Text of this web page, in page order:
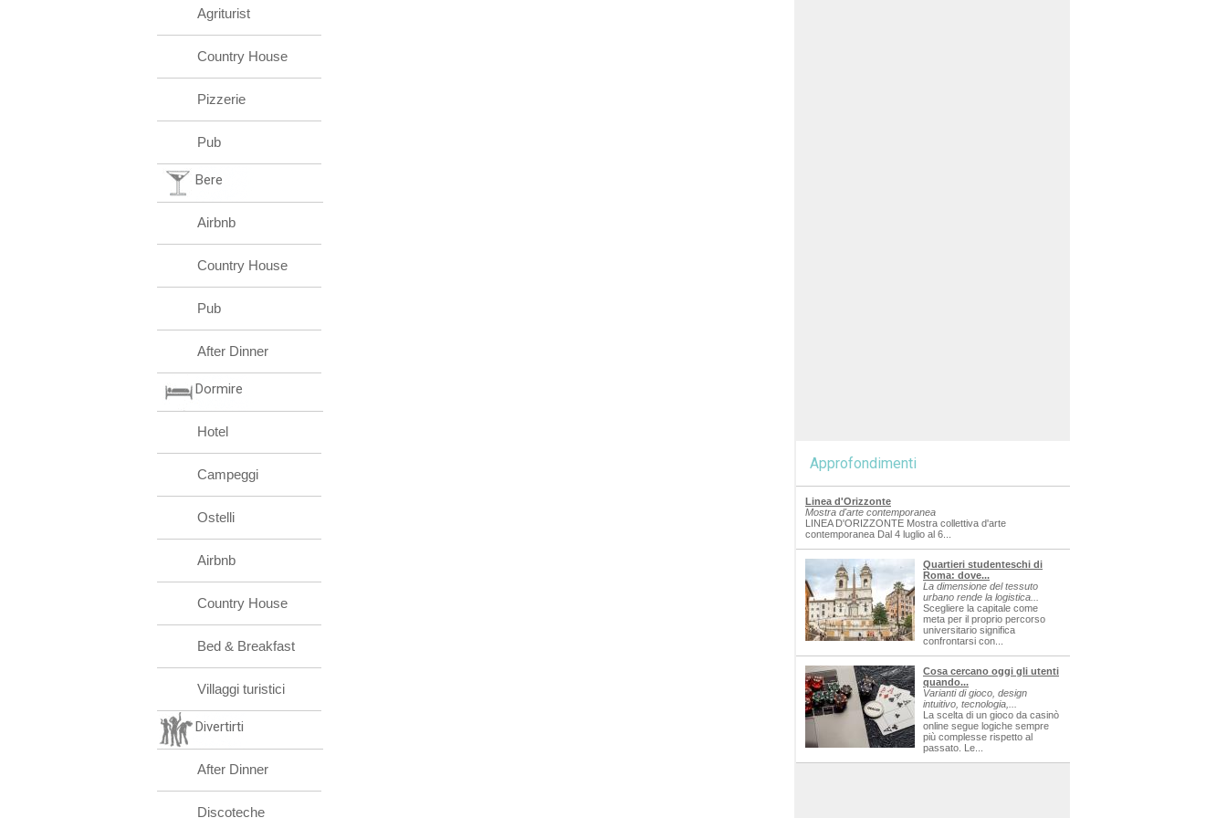
Agriturist
Country House
Pizzerie
Pub
Bere
Airbnb
Country House
Pub
After Dinner
Dormire
Hotel
Campeggi
Ostelli
Airbnb
Country House
Bed & Breakfast
Villaggi turistici
Divertirti
After Dinner
Discoteche
Approfondimenti
Linea d'Orizzonte
Mostra d'arte contemporanea
LINEA D'ORIZZONTE Mostra collettiva d'arte
contemporanea Dal 4 luglio al 6...
Quartieri studenteschi di
Roma: dove...
La dimensione del tessuto
urbano rende la logistica...
Scegliere la capitale come
meta per il proprio percorso
universitario significa
confrontarsi con...
Cosa cercano oggi gli utenti
quando...
Varianti di gioco, design
intuitivo, tecnologia,...
La scelta di un gioco da casinò
online segue logiche sempre
più complesse rispetto al
passato. Le...